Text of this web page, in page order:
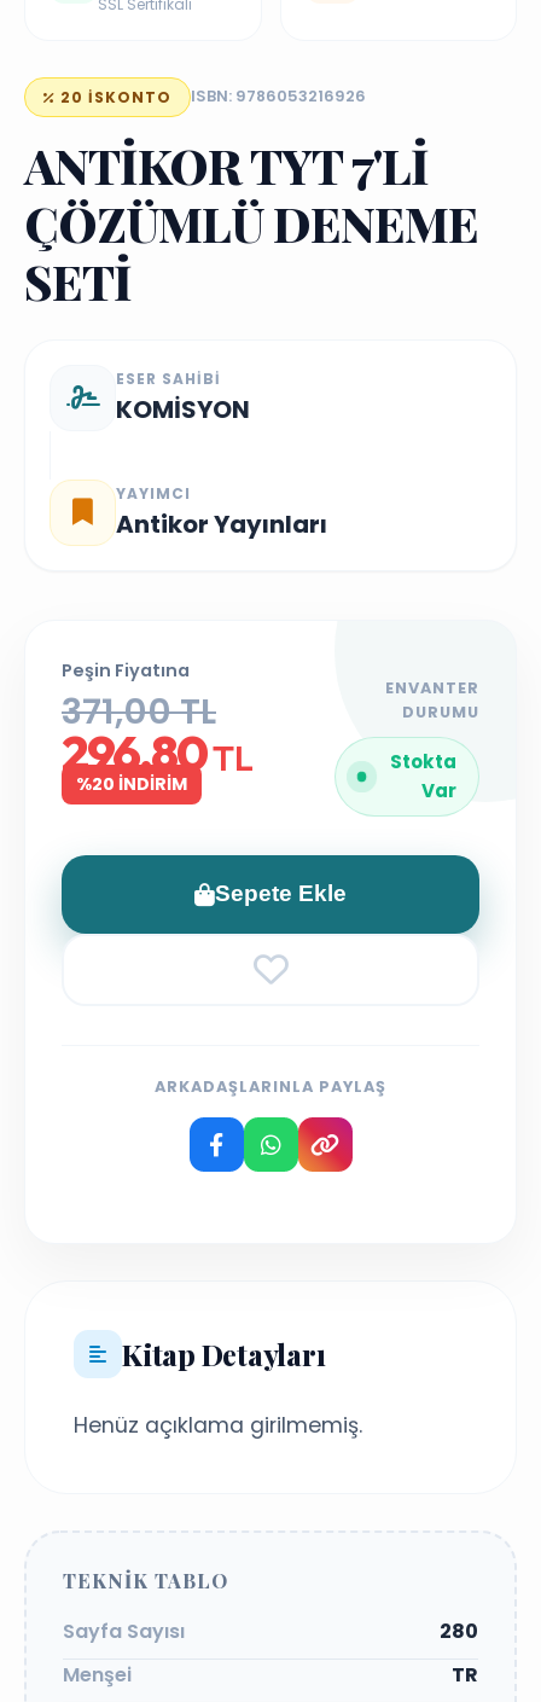
20 İSKONTO ISBN: 9786053216926
ANTİKOR TYT 7'Lİ
ÇÖZÜMLÜ DENEME
SETİ
ESER SAHIBI
KOMİSYON
YAYIMCI
Antikor Yayınları
Peşin Fiyatına
371,00 TL
296,80TL
%20 İNDİRİM
ENVANTER
DURUMU
Stokta
Var
Sepete Ekle
ARKADAŞLARINLA PAYLAŞ
Kitap Detayları
Henüz açıklama girilmemiş.
TEKNIK TABLO
Sayfa Sayısı
280
Menşei
TR